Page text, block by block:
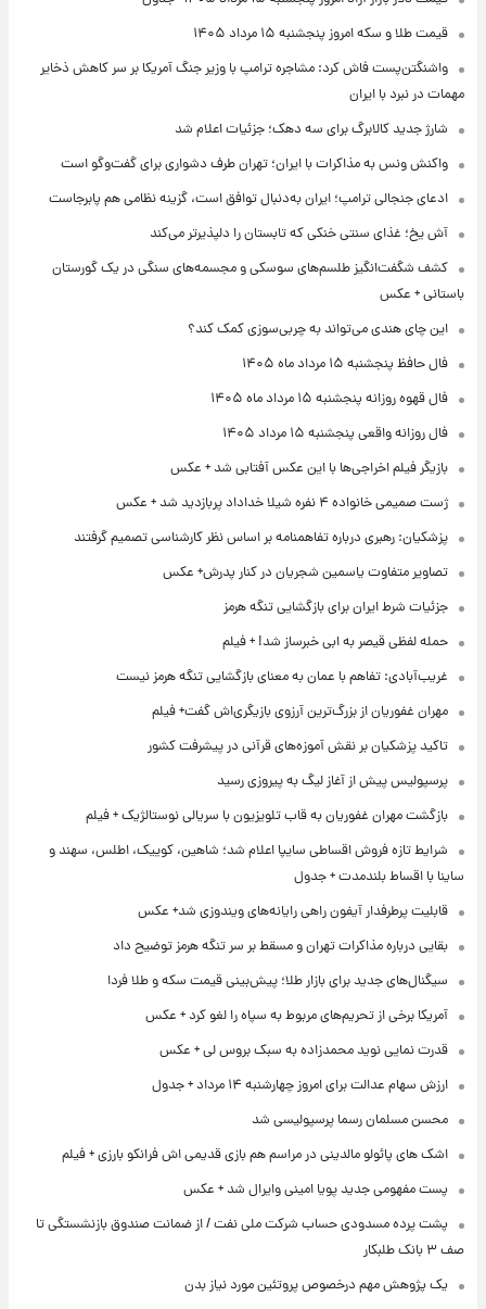
قیمت طلا و سکه امروز پنجشنبه ۱۵ مرداد ۱۴۰۵
واشنگتن‌پست فاش کرد: مشاجره ترامپ با وزیر جنگ آمریکا بر سر کاهش ذخایر
مهمات در نبرد با ایران
شارژ جدید کالابرگ برای سه دهک؛ جزئیات اعلام شد
واکنش ونس به مذاکرات با ایران؛ تهران طرف دشواری برای گفت‌وگو است
ادعای جنجالی ترامپ؛ ایران به‌دنبال توافق است، گزینه نظامی هم پابرجاست
آش یخ؛ غذای سنتی خنکی که تابستان را دلپذیرتر می‌کند
کشف شگفت‌انگیز طلسم‌های سوسکی و مجسمه‌های سنگی در یک گورستان
باستانی + عکس
این چای هندی می‌تواند به چربی‌سوزی کمک کند؟
فال حافظ پنجشنبه ۱۵ مرداد ماه ۱۴۰۵
فال قهوه روزانه پنجشنبه ۱۵ مرداد ماه ۱۴۰۵
فال روزانه واقعی پنجشنبه ۱۵ مرداد ۱۴۰۵
بازیگر فیلم اخراجی‌ها با این عکس آفتابی شد + عکس
ژست صمیمی خانواده ۴ نفره شیلا خداداد پربازدید شد + عکس
پزشکیان: رهبری درباره تفاهمنامه بر اساس نظر کارشناسی تصمیم گرفتند
تصاویر متفاوت یاسمین شجریان در کنار پدرش+ عکس
جزئیات شرط ایران برای بازگشایی تنگه هرمز
حمله لفظی قیصر به ابی خبرساز شد! + فیلم
غریب‌آبادی: تفاهم با عمان به معنای بازگشایی تنگه هرمز نیست
مهران غفوریان از بزرگ‌ترین آرزوی بازیگری‌اش گفت+ فیلم
تاکید پزشکیان بر نقش آموزه‌های قرآنی در پیشرفت کشور
پرسپولیس پیش از آغاز لیگ به پیروزی رسید
بازگشت مهران غفوریان به قاب تلویزیون با سریالی نوستالژیک + فیلم
شرایط تازه فروش اقساطی سایپا اعلام شد؛ شاهین، کوییک، اطلس، سهند و
ساینا با اقساط بلندمدت + جدول
قابلیت پرطرفدار آیفون راهی رایانه‌های ویندوزی شد+ عکس
بقایی درباره مذاکرات تهران و مسقط بر سر تنگه هرمز توضیح داد
سیگنال‌های جدید برای بازار طلا؛ پیش‌بینی قیمت سکه و طلا فردا
آمریکا برخی از تحریم‌های مربوط به سپاه را لغو کرد + عکس
قدرت نمایی نوید محمدزاده به سبک بروس لی + عکس
ارزش سهام عدالت برای امروز چهارشنبه ۱۴ مرداد + جدول
محسن مسلمان رسما پرسپولیسی شد
اشک های پائولو مالدینی در مراسم هم بازی قدیمی اش فرانکو بارزی + فیلم
پست مفهومی جدید پویا امینی وایرال شد + عکس
پشت پرده‌ مسدودی حساب شرکت ملی نفت / از ضمانت صندوق بازنشستگی تا
صف ۳ بانک طلبکار
یک پژوهش مهم درخصوص پروتئین مورد نیاز بدن